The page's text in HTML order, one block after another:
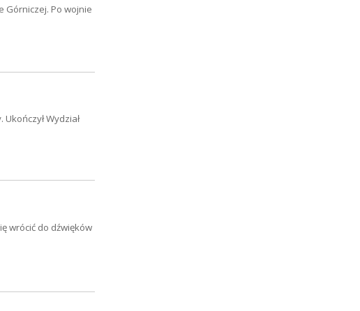
Górniczej. Po wojnie
Wydział
wrócić do dźwięków